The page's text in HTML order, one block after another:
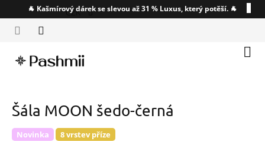
na
obsah
🐐 Kašmírový dárek se slevou až 31 % Luxus, který potěší. 🐐
CZK
Šála MOON šedo-černá
Novinka 8 vrstev příze